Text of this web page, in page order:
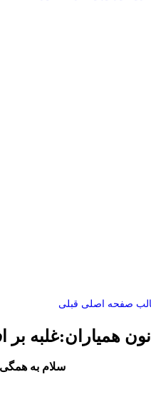
صفحه اصلی قبلی
همیاران:غلبه
سلام به